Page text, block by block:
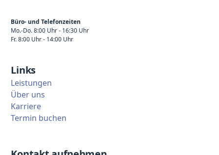
Büro- und Telefonzeiten
Mo.-Do. 8:00 Uhr - 16:30 Uhr
Fr. 8:00 Uhr - 14:00 Uhr
Links
Leistungen
Über uns
Karriere
Termin buchen